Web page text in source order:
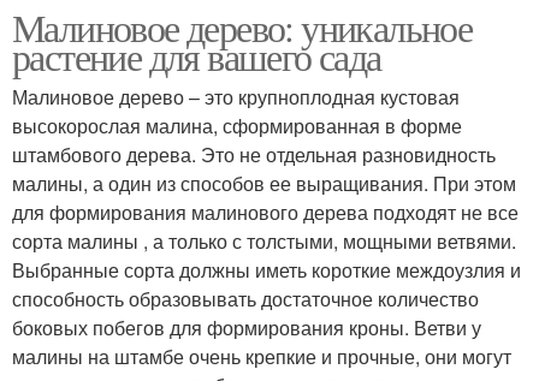
Малиновое дерево: уникальное
растение для вашего сада
Малиновое дерево – это крупноплодная кустовая
высокорослая малина, сформированная в форме
штамбового дерева. Это не отдельная разновидность
малины, а один из способов ее выращивания. При этом
для формирования малинового дерева подходят не все
сорта малины , а только с толстыми, мощными ветвями.
Выбранные сорта должны иметь короткие междоузлия и
способность образовывать достаточное количество
боковых побегов для формирования кроны. Ветви у
малины на штамбе очень крепкие и прочные, они могут